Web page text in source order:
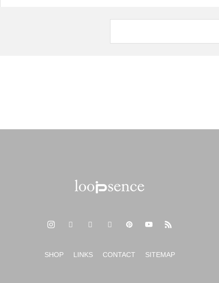
SHOP LINKS CONTACT SITEMAP